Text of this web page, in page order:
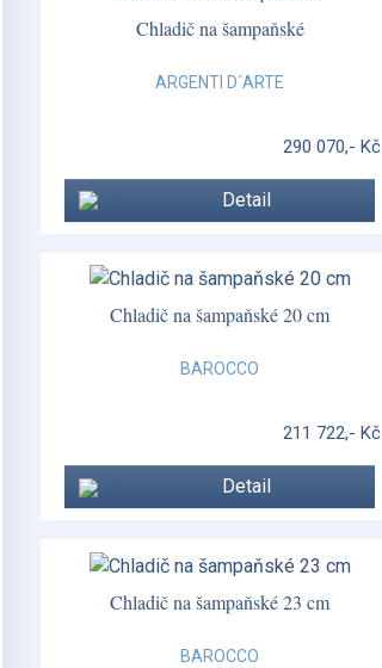
Chladič na šampaňské
ARGENTI D´ARTE
290 070,- Kč
Detail
Chladič na šampaňské 20 cm
BAROCCO
211 722,- Kč
Detail
Chladič na šampaňské 23 cm
BAROCCO